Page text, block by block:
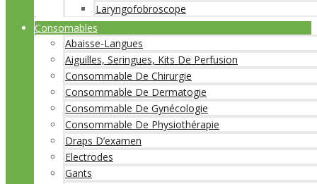
Laryngofobroscope
Consomables
Abaisse-Langues
Aiguilles, Seringues, Kits De Perfusion
Consommable De Chirurgie
Consommable De Dermatogie
Consommable De Gynécologie
Consommable De Physiothérapie
Draps D’examen
Electrodes
Gants